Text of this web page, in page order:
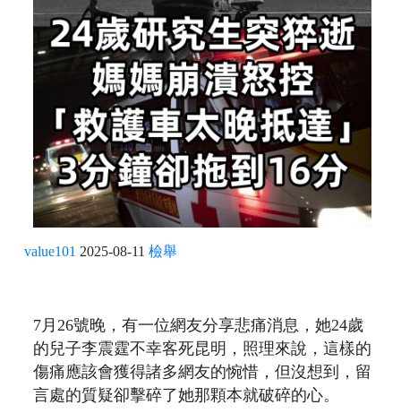
value101 2025-08-11 檢舉
7月26號晚，有一位網友分享悲痛消息，她24歲
的兒子李震霆不幸客死昆明，照理來說，這樣的
傷痛應該會獲得諸多網友的惋惜，但沒想到，留
言處的質疑卻擊碎了她那顆本就破碎的心。